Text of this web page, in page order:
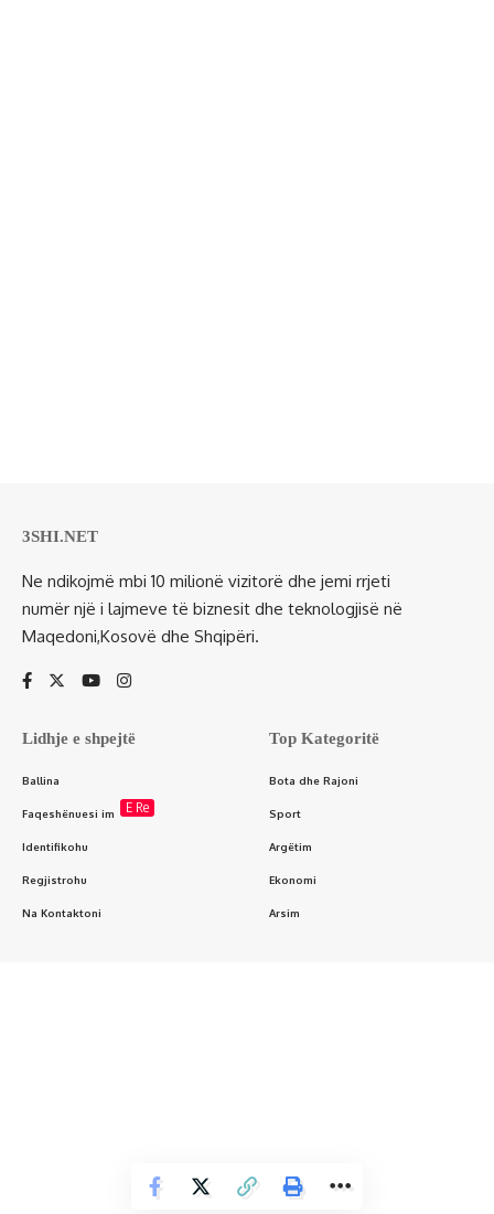
3SHI.NET
Ne ndikojmë mbi 10 milionë vizitorë dhe jemi rrjeti
numër një i lajmeve të biznesit dhe teknologjisë në
Maqedoni,Kosovë dhe Shqipëri.
Lidhje e shpejtë
Ballina
Faqeshënuesi im E Re
Identifikohu
Regjistrohu
Na Kontaktoni
Top Kategoritë
Bota dhe Rajoni
Sport
Argëtim
Ekonomi
Arsim